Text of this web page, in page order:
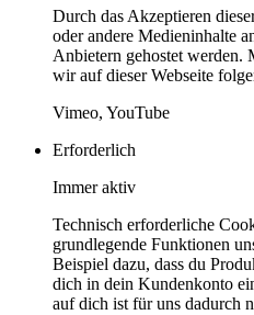
Durch das Akzeptieren
oder andere Medieninhalte
Anbietern gehostet
wir auf dieser Webseite
Vimeo, YouTube
Erforderlich
Immer aktiv
Technisch erforderliche
grundlegende Funktionen
Beispiel dazu, dass du
dich in dein Kundenkonto
auf dich ist für uns dadurch